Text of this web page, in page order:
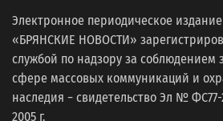
Электронное периодическое
«БРЯНСКИЕ НОВОСТИ»
службой по надзору за соблюдением
сфере массовых коммуникаций и
наследия − свидетельство Эл №
2005 г.